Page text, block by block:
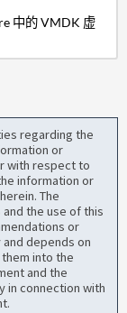
中的 VMDK 虚
regarding the
or
with respect to
information or
The
the use of this
or
depends on
into the
and the
in connection with